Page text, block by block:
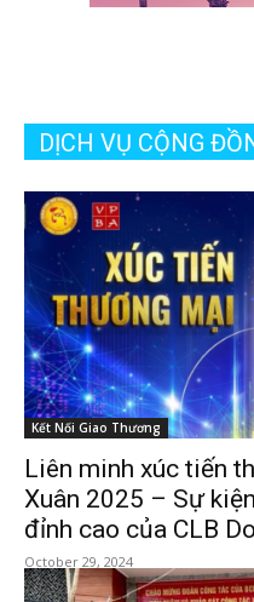
DỊCH VỤ CỘNG
Kết Nối Giao Thương
Liên minh xúc tiến
Xuân 2025 – Sự
đỉnh cao của CLB
October 29, 2024